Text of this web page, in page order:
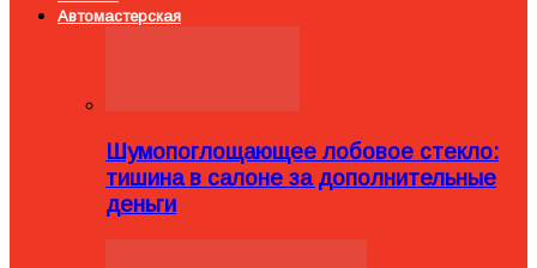
Автомастерская
Шумопоглощающее лобовое стекло:
тишина в салоне за дополнительные
деньги